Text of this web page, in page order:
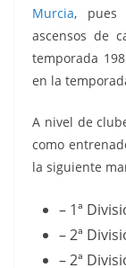
Murcia, pues
ascensos de
temporada
en la
A nivel de
como
la siguiente
– 1ª
– 2ª
– 2ª